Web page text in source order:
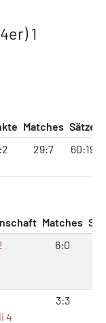
1
Matches Sätze
29:7 60:19
Matches
6:0
4
3:3